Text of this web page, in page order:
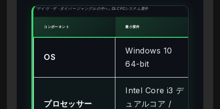
『デイヴ・ザ・ダイバー ジャングルの中へ』DLC PCシステム要件
コンポーネント 最小要件
OS
Windows 10
64-bit
プロセッサー
Intel Core i3 デ
ュアルコア /